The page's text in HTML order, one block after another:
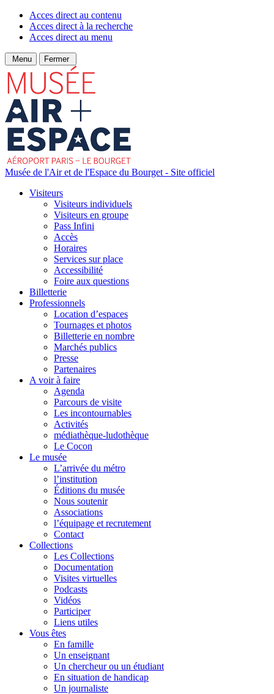
Acces direct au contenu
Acces direct à la recherche
Acces direct au menu
Menu Fermer
Musée de l'Air et de l'Espace du Bourget - Site officiel
Visiteurs
Visiteurs individuels
Visiteurs en groupe
Pass Infini
Accès
Horaires
Services sur place
Accessibilité
Foire aux questions
Billetterie
Professionnels
Location d’espaces
Tournages et photos
Billetterie en nombre
Marchés publics
Presse
Partenaires
A voir à faire
Agenda
Parcours de visite
Les incontournables
Activités
médiathèque-ludothèque
Le Cocon
Le musée
L’arrivée du métro
l’institution
Éditions du musée
Nous soutenir
Associations
l’équipage et recrutement
Contact
Collections
Les Collections
Documentation
Visites virtuelles
Podcasts
Vidéos
Participer
Liens utiles
Vous êtes
En famille
Un enseignant
Un chercheur ou un étudiant
En situation de handicap
Un journaliste